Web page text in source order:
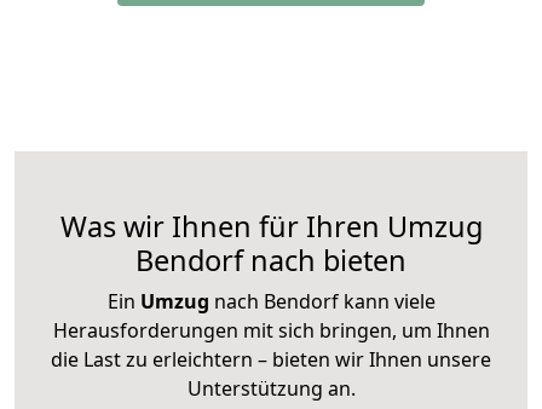
Was wir Ihnen für Ihren Umzug
Bendorf nach bieten
Ein Umzug nach Bendorf kann viele
Herausforderungen mit sich bringen, um Ihnen
die Last zu erleichtern – bieten wir Ihnen unsere
Unterstützung an.